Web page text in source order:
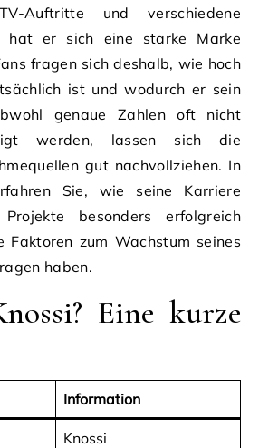
Auftritte und verschiedene
hat er sich eine starke Marke
fragen sich deshalb, wie hoch
ist und wodurch er sein
genaue Zahlen oft nicht
werden, lassen sich die
gut nachvollziehen. In
Sie, wie seine Karriere
besonders erfolgreich
Faktoren zum Wachstum seines
haben.
Eine kurze
Information
Knossi